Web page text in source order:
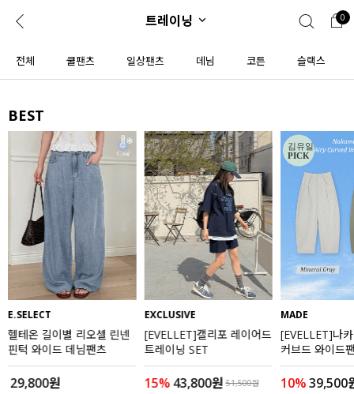
로그인 0
ENG
JP
콘텐츠 리뷰 & 혜택 플러스핏 회원혜택 입
CATEGORY COMMUNITY
도착보장⚡
인플루언서 pick!
신상 5%
베스트
MADE
세트할인 ~30%
ALL
익스클루시브
아우터
티셔츠
니트
블라우스
트레이닝 0
전체 쿨팬츠 일상팬츠 데님 코튼 슬랙스
BEST
E.SELECT
헬테온 길이별 리오셀 린넨
핀턱 와이드 데님팬츠
29,800원
EXCLUSIVE
[EVELLET]캘리포 레이어드
트레이닝 SET
15%43,800원 51,500원
MADE
[EVELLET]나
커브드 와이드
10%39,500